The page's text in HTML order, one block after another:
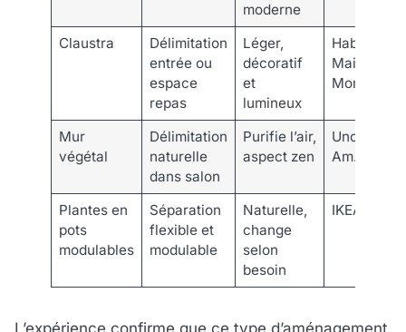
moderne
Claustra
Délimitation
entrée ou
espace
repas
Léger,
décoratif
et
lumineux
Habitat,
Maison du
Monde
Mur
végétal
Délimitation
naturelle
dans salon
Purifie l’air,
aspect zen
Unopiu,
Am.PM.
Plantes en
pots
modulables
Séparation
flexible et
modulable
Naturelle,
change
selon
besoin
IKEA, Muji